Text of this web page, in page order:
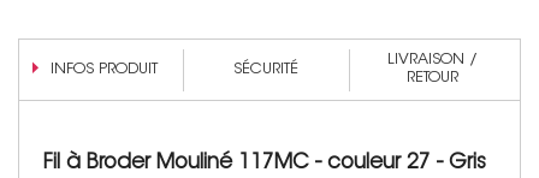
INFOS PRODUIT SÉCURITÉ
LIVRAISON /
RETOUR
Fil à Broder Mouliné 117MC - couleur 27 - Gris